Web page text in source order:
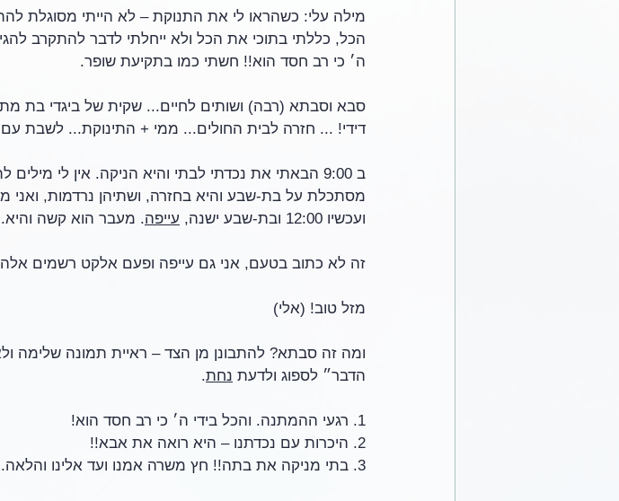
מילה עלי: כשהראו לי את התנוקת – לא הייתי מסוגלת
הכל, כללתי בתוכי את הכל ולא ייחלתי לדבר להתקרב
ה׳ כי רב חסד הוא!! חשתי כמו בתקיעת שופר.
סבא וסבתא (רבה) ושותים לחיים... שקית של ביגדי בת
דידי! ... חזרה לבית החולים... ממי + התינוקת... לשבת עם
ב 9:00 הבאתי את נכדתי לבתי והיא הניקה. אין לי
מסתכלת על בת-שבע והיא בחזרה, ושתיהן נרדמות,
ועכשיו 12:00 ובת-שבע ישנה,
עייפה. מעבר הוא קשה
זה לא כתוב בטעם, אני גם עייפה ופעם אלקט רשמים
מזל טוב! (אלי)
ומה זה סבתא? להתבונן מן הצד – ראיית תמונה שלימה
הדבר״ לספוג ולדעת נחת.
1. רגעי ההמתנה. והכל בידי ה׳ כי רב חסד הוא!
2. היכרות עם נכדתנו – היא רואה את אבא!!
3. בתי מניקה את בתה!! חץ משרה אמנו ועד אלינו והלאה.